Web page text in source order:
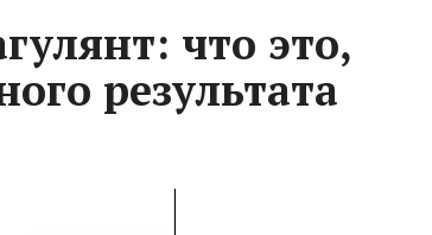
что это,
результата